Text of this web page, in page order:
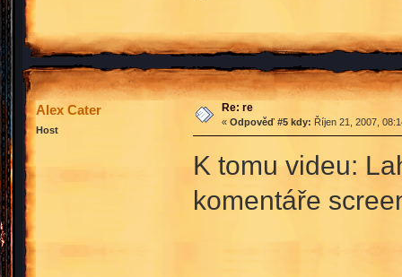
Alex Cater
Host
Re: re
« Odpověď #5 kdy: Říjen 21, 2007,
K tomu videu:
komentáře